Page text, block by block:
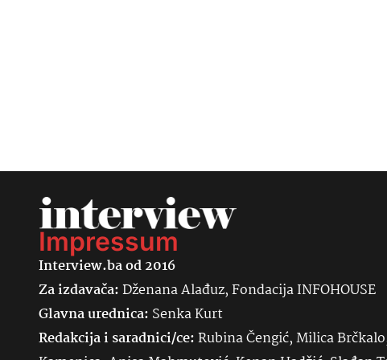
Impressum
Interview.ba od 2016
Za izdavača:Dženana Alađuz, Fondacija INFOHOUSE
Glavna urednica: SenkaKurt
Redakcija i saradnici/ce:Rubina Čengić, Milica